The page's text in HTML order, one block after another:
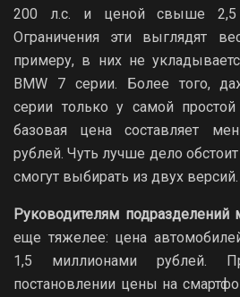
200 л.с. и ценой свыше 2,5
Ограничения эти выглядят
примеру, в них не
BMW 7 серии. Более того,
cерии только у самой
базовая цена составляет
рублей. Чуть лучше дело
смогут выбирать из двух версий.
Руководителям подразделений
еще тяжелее: цена
1,5 миллионами рублей.
постановлении цены на